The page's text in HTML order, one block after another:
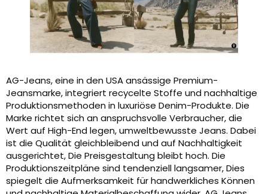
AG-Jeans, eine in den USA ansässige Premium-
Jeansmarke, integriert recycelte Stoffe und nachhaltige
Produktionsmethoden in luxuriöse Denim-Produkte. Die
Marke richtet sich an anspruchsvolle Verbraucher, die
Wert auf High-End legen, umweltbewusste Jeans. Dabei
ist die Qualität gleichbleibend und auf Nachhaltigkeit
ausgerichtet, Die Preisgestaltung bleibt hoch. Die
Produktionszeitpläne sind tendenziell langsamer, Dies
spiegelt die Aufmerksamkeit für handwerkliches Können